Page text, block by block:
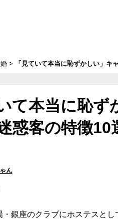
「見ていて本当に恥ずかしい」キ
て本当に恥
惑客の特徴10
ん
銀座のクラブにホステスとし